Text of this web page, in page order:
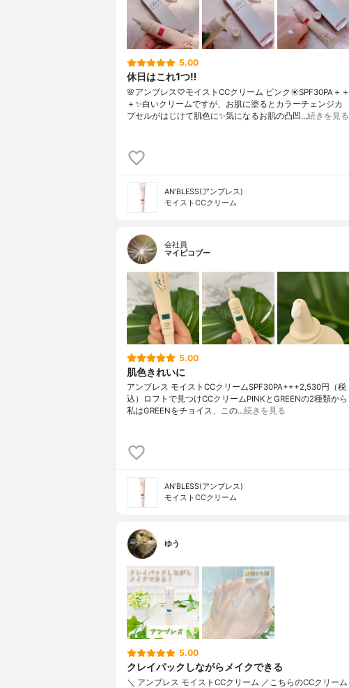
5.00
休日はこれ1つ‼️
🌸アンブレス♡モイストCCクリーム ピンク☀️SPF30PA＋＋
＋✨白いクリームですが、お肌に塗るとカラーチェンジカ
プセルがはじけて肌色に✨気になるお肌の凸凹…続きを見る
AN'BLESS(アンブレス)
モイストCCクリーム
会社員
マイピコブー
5.00
肌色きれいに
アンブレス モイストCCクリームSPF30PA+++2,530円（税
込）ロフトで見つけCCクリームPINKとGREENの2種類から
私はGREENをチョイス、この…続きを見る
AN'BLESS(アンブレス)
モイストCCクリーム
ゆう
5.00
クレイパックしながらメイクできる
＼ アンブレス モイストCCクリーム ／こちらのCCクリーム